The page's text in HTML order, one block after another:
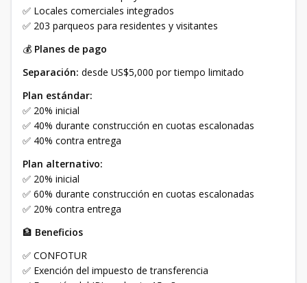
✅ Locales comerciales integrados
✅ 203 parqueos para residentes y visitantes
💰 Planes de pago
Separación: desde US$5,000 por tiempo limitado
Plan estándar:
✅ 20% inicial
✅ 40% durante construcción en cuotas escalonadas
✅ 40% contra entrega
Plan alternativo:
✅ 20% inicial
✅ 60% durante construcción en cuotas escalonadas
✅ 20% contra entrega
🏦 Beneficios
✅ CONFOTUR
✅ Exención del impuesto de transferencia